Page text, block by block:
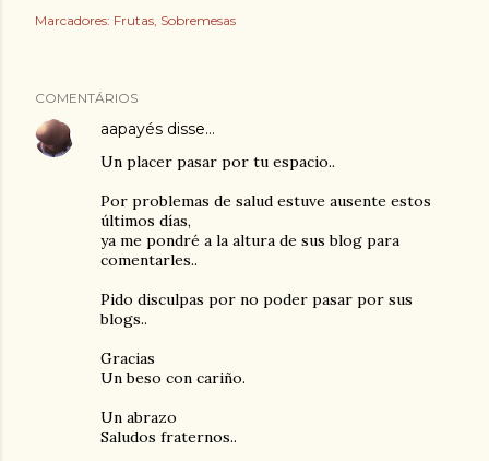
Marcadores: Frutas Sobremesas
COMENTÁRIOS
aapayés disse…
Un placer pasar por tu espacio..
Por problemas de salud estuve ausente estos
últimos días,
ya me pondré a la altura de sus blog para
comentarles..
Pido disculpas por no poder pasar por sus
blogs..
Gracias
Un beso con cariño.
Un abrazo
Saludos fraternos..